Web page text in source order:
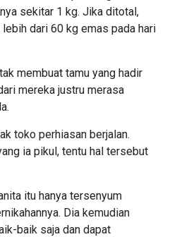
sekitar 1 kg. Jika ditotal,
dari 60 kg emas pada hari
membuat tamu yang hadir
mereka justru merasa
toko perhiasan berjalan.
ia pikul, tentu hal tersebut
itu hanya tersenyum
Dia kemudian
baik saja dan dapat